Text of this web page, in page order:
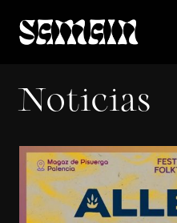
Noticias